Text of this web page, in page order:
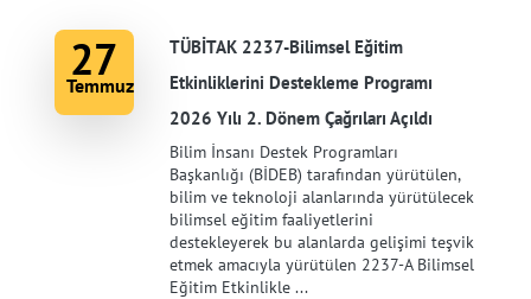
27
Temmuz
TÜBİTAK 2237-Bilimsel Eğitim
Etkinliklerini Destekleme Programı
2026 Yılı 2. Dönem Çağrıları Açıldı
Bilim İnsanı Destek Programları
Başkanlığı (BİDEB) tarafından yürütülen,
bilim ve teknoloji alanlarında yürütülecek
bilimsel eğitim faaliyetlerini
destekleyerek bu alanlarda gelişimi teşvik
etmek amacıyla yürütülen 2237-A Bilimsel
Eğitim Etkinlikle ...